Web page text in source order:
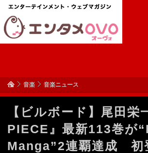
音楽 音楽ニュース
【ビルボード】尾田栄
PIECE』最新113巻が
Manga”2連覇達成 初